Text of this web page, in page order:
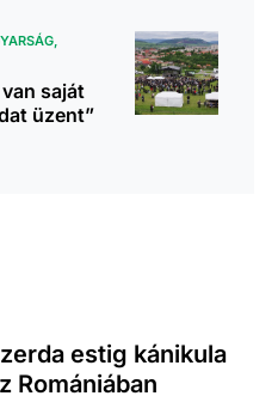
saját
üzent”
estig kánikula
Romániában